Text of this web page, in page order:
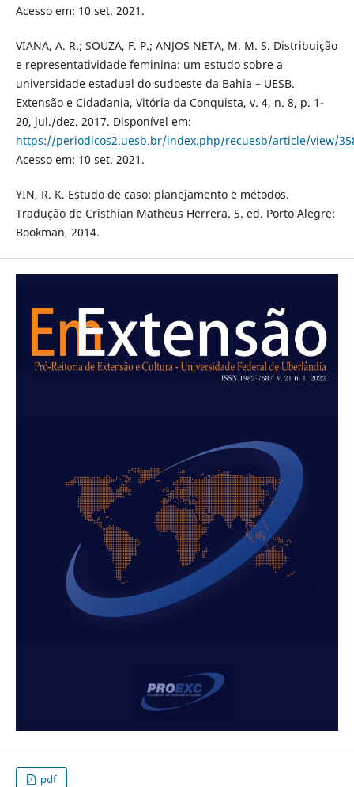
Acesso em: 10 set. 2021.
VIANA, A. R.; SOUZA, F. P.; ANJOS NETA, M. M. S. Distribuição
e representatividade feminina: um estudo sobre a
universidade estadual do sudoeste da Bahia – UESB.
Extensão e Cidadania, Vitória da Conquista, v. 4, n. 8, p. 1-
20, jul./dez. 2017. Disponível em:
https://periodicos2.uesb.br/index.php/recuesb/article/view/
Acesso em: 10 set. 2021.
YIN, R. K. Estudo de caso: planejamento e métodos.
Tradução de Cristhian Matheus Herrera. 5. ed. Porto Alegre:
Bookman, 2014.
pdf